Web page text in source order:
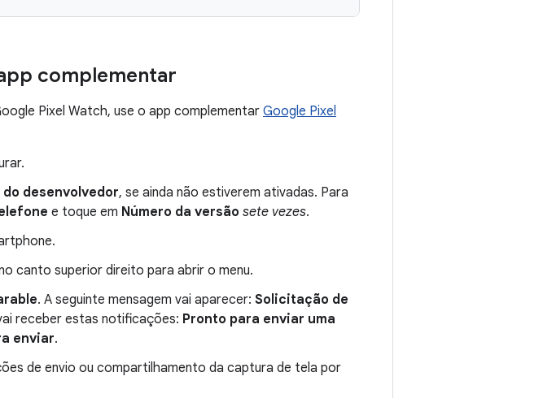
complementar
Pixel Watch, use o app complementar Google Pixel
do desenvolvedor, se ainda não estiverem ativadas. Para
e toque em Número da versão sete vezes.
canto superior direito para abrir o menu.
. A seguinte mensagem vai aparecer: Solicitação de
receber estas notificações: Pronto para enviar uma
enviar.
de envio ou compartilhamento da captura de tela por